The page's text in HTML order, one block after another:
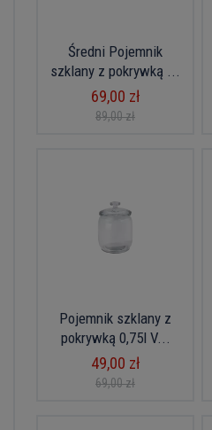
Średni Pojemnik
szklany z pokrywką ...
69,00 zł
89,00 zł
Pojemnik szklany z
pokrywką 0,75l V...
49,00 zł
69,00 zł